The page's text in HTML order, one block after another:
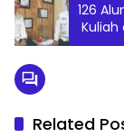
126
Kuliah
Related